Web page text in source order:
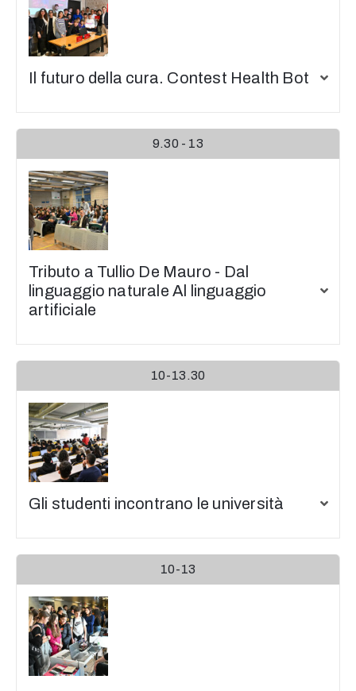
Il futuro della cura. Contest Health Bot
9.30 - 13
Tributo a Tullio De Mauro - Dal
linguaggio naturale Al linguaggio
artificiale
10-13.30
Gli studenti incontrano le università
10-13